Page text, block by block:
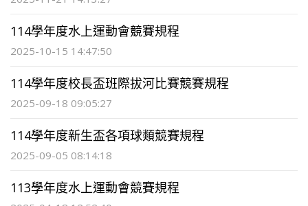
114學年度水上運動會競賽規程
2025-10-15 14:47:50
114學年度校長盃班際拔河比賽競賽規程
2025-09-18 09:05:27
114學年度新生盃各項球類競賽規程
2025-09-05 08:14:18
113學年度水上運動會競賽規程